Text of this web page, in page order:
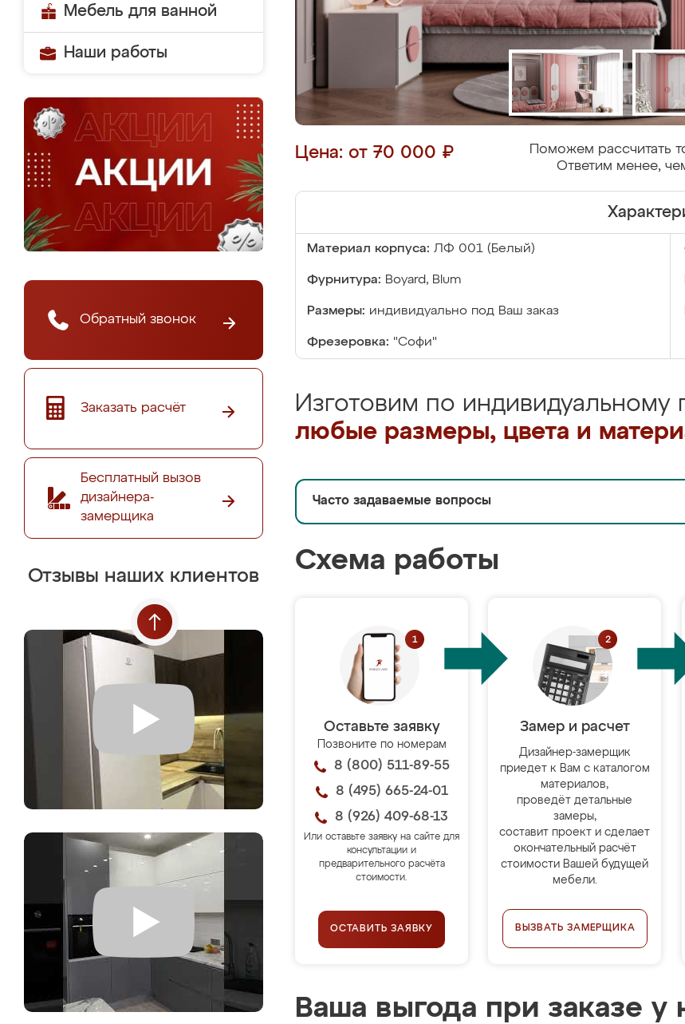
Мебель для ванной
Наши работы
Обратный звонок
Заказать расчёт
Бесплатный вызов
дизайнера-
замерщика
Отзывы наших клиентов
Цена: от 70 000 ₽
Поможем рассчитать
Ответим менее,
Материал корпуса: ЛФ 001 (Белый)
Фурнитура: Boyard, Blum
Размеры: индивидуально под Ваш заказ
Фрезеровка: "Софи"
Изготовим по индивидуальному
любые размеры, цвета и
Часто задаваемые вопросы
Схема работы
Оставьте заявку
Позвоните по номерам
8 (800) 511-89-55
8 (495) 665-24-01
8 (926) 409-68-13
Или оставьте заявку на сайте для
консультации и
предварительного расчёта
стоимости.
ОСТАВИТЬ ЗАЯВКУ
Замер и расчет
Дизайнер-замерщик
приедет к Вам с каталогом
материалов,
проведёт детальные
замеры,
составит проект и сделает
окончательный расчёт
стоимости Вашей будущей
мебели.
ВЫЗВАТЬ ЗАМЕРЩИКА
Ваша выгода при заказе у